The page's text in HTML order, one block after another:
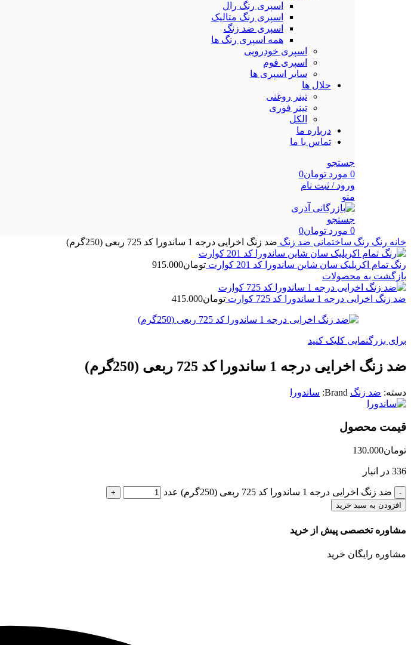
اسپری رنگ رال
اسپری رنگ متالیک
اسپری ضد زنگ
همه اسپری رنگ ها
اسپری خودرویی
اسپری فوم
سایر اسپری ها
حلال ها
تینر روغنی
تینر فوری
الکل
درباره ما
تماس با ما
جستجو
0 مورد تومان0
ورود / ثبت نام
منو
جستجو
0 مورد تومان0
خانه رنگ رنگ ساختمانی ضد زنگ ضد زنگ اخرایی درجه 1 ساندورا کد 725 ربعی (250گرم)
رنگ تمام اکریلیک سان شاین ساندورا کد 201 کوارت تومان915.000
بازگشت به محصولات
ضد زنگ اخرایی درجه 1 ساندورا کد 725 کوارت تومان415.000
برای بزرگنمایی کلیک کنید
ضد زنگ اخرایی درجه 1 ساندورا کد 725 ربعی (250گرم)
دسته: ضد زنگ Brand: ساندورا
قیمت محصول
تومان130.000
336 در انبار
ضد زنگ اخرایی درجه 1 ساندورا کد 725 ربعی (250گرم) عدد
افزودن به سبد خرید
مشاوره تخصصی پیش از خرید
مشاوره رایگان خرید